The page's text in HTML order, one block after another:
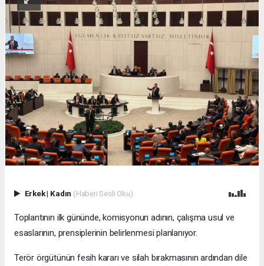
Erkek| Kadın (Haberi Sesli Oku)
Toplantının ilk gününde, komisyonun adının, çalışma usul ve
esaslarının, prensiplerinin belirlenmesi planlanıyor.
Terör örgütünün fesih kararı ve silah bırakmasının ardından dile